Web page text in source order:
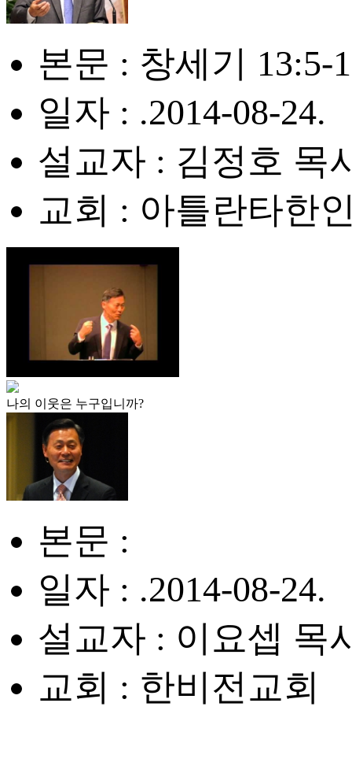
본문 : 창세기 13:5-
일자 : .2014-08-24.
설교자 : 김정호 목
교회 : 아틀란타한
나의 이웃은 누구입니까?
본문 :
일자 : .2014-08-24.
설교자 : 이요셉 목
교회 : 한비전교회